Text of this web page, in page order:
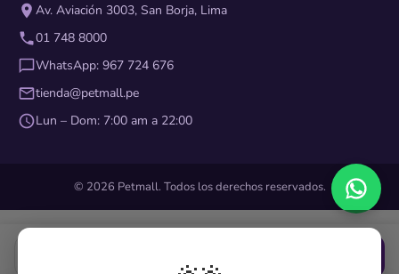
Av. Aviación 3003, San Borja, Lima
01 748 8000
WhatsApp: 967 724 676
tienda@petmall.pe
Lun – Dom: 7:00 am a 22:00
© 2026 Petmall. Todos los derechos reservados.